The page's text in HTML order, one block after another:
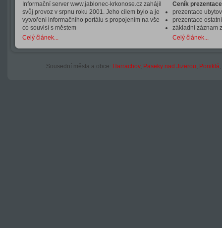
Informační server www.jablonec-krkonose.cz zahájil
svůj provoz v srpnu roku 2001. Jeho cílem bylo a je
vytvoření informačního portálu s propojením na vše
co souvisí s městem
Celý článek...
Ceník
prezentace
prezentace
základní záznam
Celý článek...
Sousední města a obce: Harrachov, Paseky nad Jizerou, Poniklá,